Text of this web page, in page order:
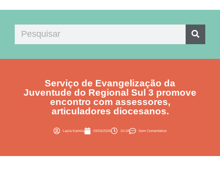
Serviço de Evangelização da
Juventude do Regional Sul 3 promove
encontro com assessores,
articuladores diocesanos.
Layla Kamila 03/03/2026 10:18 Sem Comentários